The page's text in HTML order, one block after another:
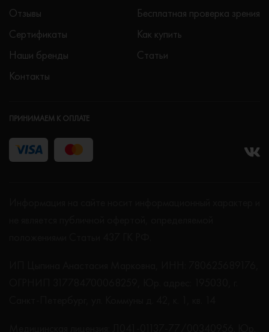
Отзывы
Сертификаты
Наши бренды
Контакты
Бесплатная проверка зрения
Как купить
Статьи
ПРИНИМАЕМ К ОПЛАТЕ